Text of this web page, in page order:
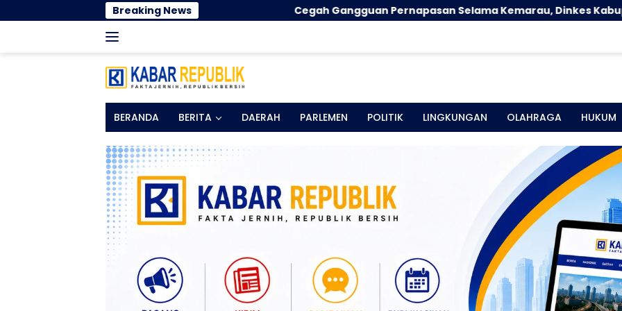
ke
Breaking News Cegah Gangguan Pernapasan Selama Kemarau, Dinkes Kabupaten
BERANDA BERITA DAERAH PARLEMEN POLITIK LINGKUNGAN OLAHRAGA HUKUM